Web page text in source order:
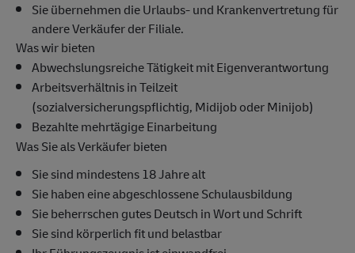
Sie übernehmen die Urlaubs- und Krankenvertretung für
andere Verkäufer der Filiale.
Was wir bieten
Abwechslungsreiche Tätigkeit mit Eigenverantwortung
Arbeitsverhältnis in Teilzeit
(sozialversicherungspflichtig, Midijob oder Minijob)
Bezahlte mehrtägige Einarbeitung
Was Sie als Verkäufer bieten
Sie sind mindestens 18 Jahre alt
Sie haben eine abgeschlossene Schulausbildung
Sie beherrschen gutes Deutsch in Wort und Schrift
Sie sind körperlich fit und belastbar